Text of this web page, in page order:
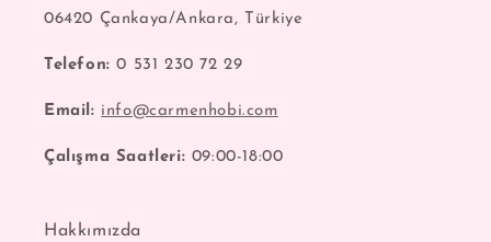
06420 Çankaya/Ankara, Türkiye
Telefon: 0 531 230 72 29
Email: info@carmenhobi.com
Çalışma Saatleri: 09:00-18:00
Hakkımızda